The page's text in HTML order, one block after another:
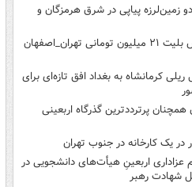
زمین‌لرزه پیاپی در شرق هرمزگان و
فروش بلیت ۲۱ میلیون تومانی تهران_اصفهان
ریلی کرمانشاه به بغداد افق تازه‌ای برای
همچنان پرترددترین گذرگاه اربعینی
در یک کارخانه در جنوب تهران
عزاداری اربعینِ هیأت‌های دانشجویی در
شهادت رهبر